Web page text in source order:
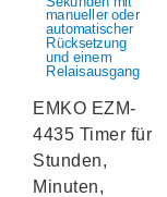
EMKO EZM-
4435 Timer für
Stunden,
Minuten,